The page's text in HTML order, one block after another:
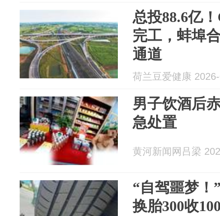
总投88.6亿
完工，蚌埠
通道
荷兰豆爱健康
男子饮酒后
急处置
黄河新闻网吕梁
“自驾噩梦！
换胎300收